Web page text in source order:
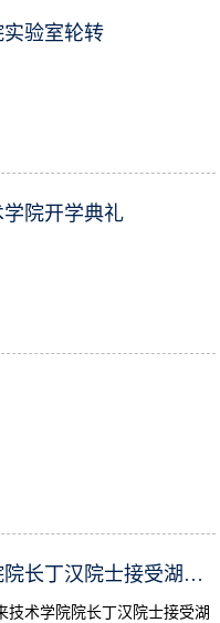
验室轮转
学院开学典礼
未来技术学院院长丁汉院士接受湖北日报采访
技术学院院长丁汉院士接受湖